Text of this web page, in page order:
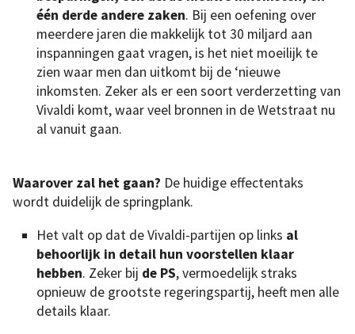
één derde andere zaken. Bij een oefening over
meerdere jaren die makkelijk tot 30 miljard aan
inspanningen gaat vragen, is het niet moeilijk te
zien waar men dan uitkomt bij de ‘nieuwe
inkomsten. Zeker als er een soort verderzetting van
Vivaldi komt, waar veel bronnen in de Wetstraat nu
al vanuit gaan.
Waarover zal het gaan? De huidige effectentaks
wordt duidelijk de springplank.
Het valt op dat de Vivaldi-partijen op links al
behoorlijk in detail hun voorstellen klaar
hebben. Zeker bij de PS, vermoedelijk straks
opnieuw de grootste regeringspartij, heeft men alle
details klaar.